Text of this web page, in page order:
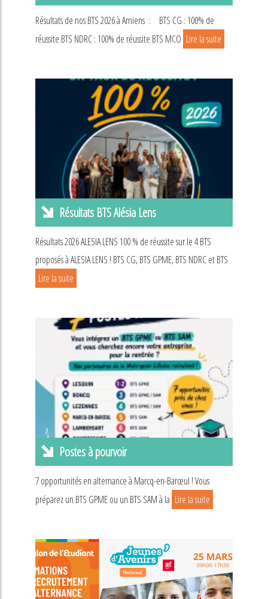
Résultats de nos BTS 2026 à Amiens : BTS CG : 100% de
réussite BTS NDRC : 100% de réussite BTS MCO Lire la suite
Résultats BTS Alésia Lens
Résultats 2026 ALESIA LENS 100 % de réussite sur le 4 BTS
proposés à ALESIA LENS ! BTS CG, BTS GPME, BTS NDRC et BTS
Lire la suite
Postes à pourvoir
7 opportunités en alternance à Marcq-en-Barœul ! Vous
préparez un BTS GPME ou un BTS SAM à la Lire la suite